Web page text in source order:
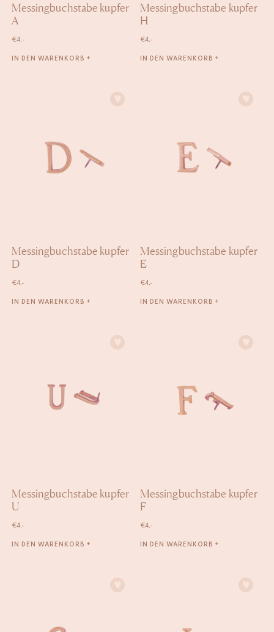
Messingbuchstabe kupfer
A
€4,-
IN DEN WARENKORB +
Messingbuchstabe kupfer
H
€4,-
IN DEN WARENKORB +
Messingbuchstabe kupfer
D
€4,-
IN DEN WARENKORB +
Messingbuchstabe kupfer
E
€4,-
IN DEN WARENKORB +
Messingbuchstabe kupfer
U
€4,-
IN DEN WARENKORB +
Messingbuchstabe kupfer
F
€4,-
IN DEN WARENKORB +